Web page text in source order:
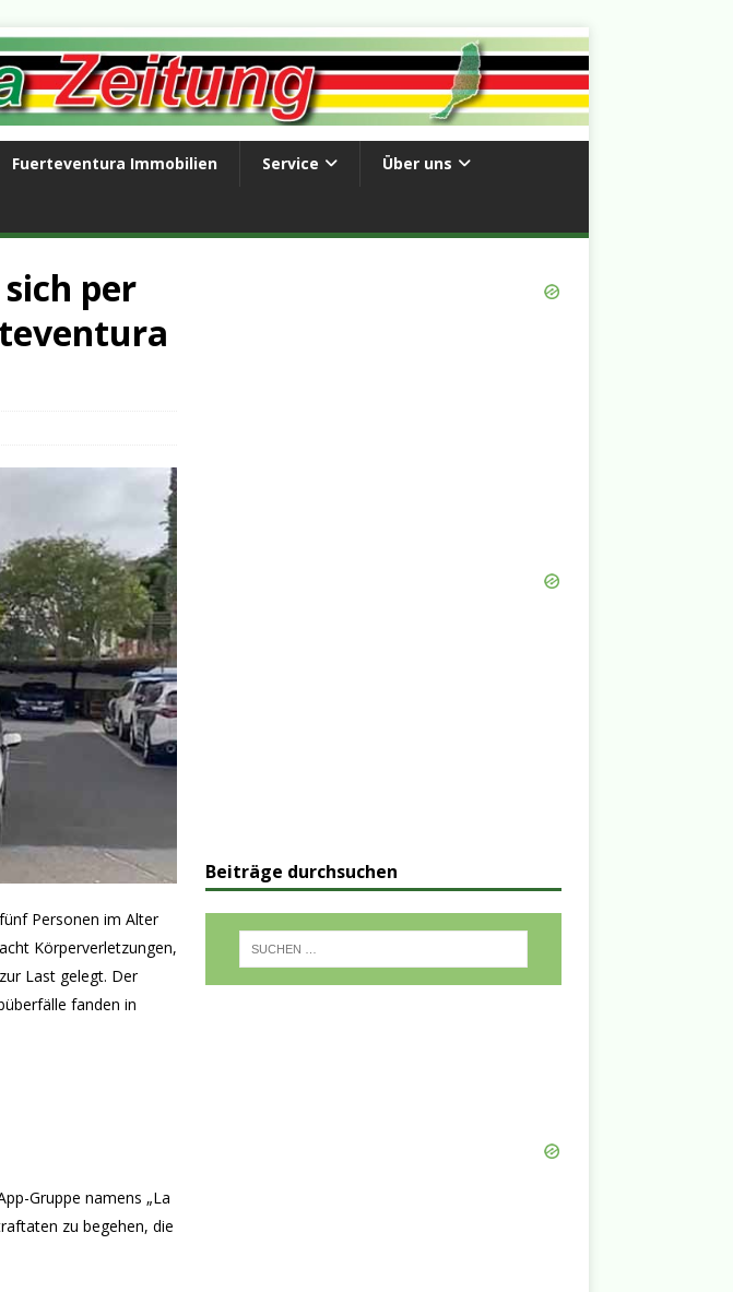
Fuerteventura Immobilien Service Über uns
per
Personen im Alter
Körperverletzungen,
Last gelegt. Der
fanden in
Gruppe namens „La
zu begehen, die
Beiträge durchsuchen